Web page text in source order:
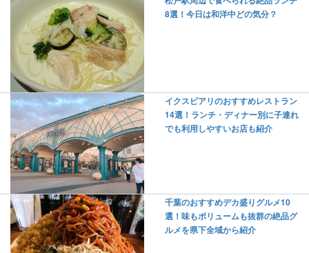
8選！今日は和洋中どの気分？
イクスピアリのおすすめレストラン
14選！ランチ・ディナー別に子連れ
でも利用しやすいお店も紹介
千葉のおすすめデカ盛りグルメ10
選！味もボリュームも抜群の絶品グ
ルメを県下全域から紹介